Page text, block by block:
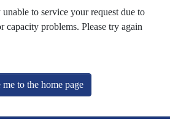
to service your request due to
capacity problems. Please try again
me to the home page